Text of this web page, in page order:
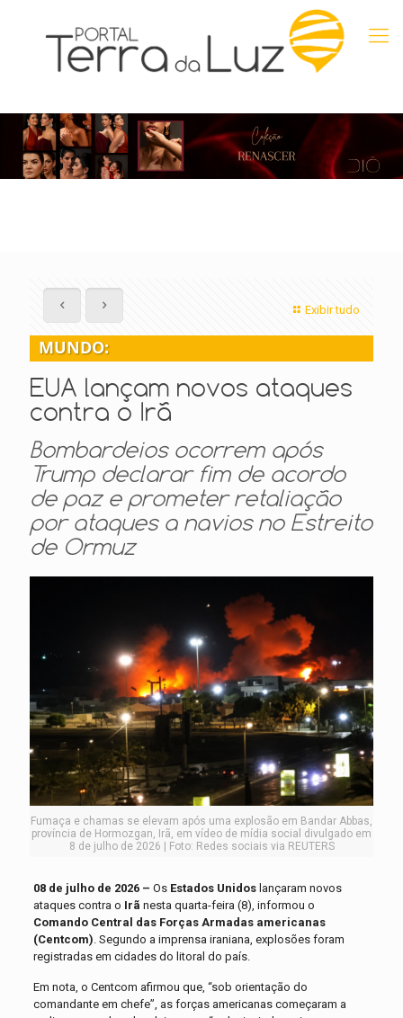
Exibir tudo
MUNDO:
EUA lançam novos ataques
contra o Irã
Bombardeios ocorrem após
Trump declarar fim de acordo
de paz e prometer retaliação
por ataques a navios no Estreito
de Ormuz
Fumaça e chamas se elevam após uma explosão em Bandar Abbas,
província de Hormozgan, Irã, em vídeo de mídia social divulgado em
8 de julho de 2026 | Foto: Redes sociais via REUTERS
08 de julho de 2026 – Os Estados Unidoslançaram novos
ataques contra o Irã nesta quarta-feira (8), informou o
Comando Central das Forças Armadas americanas
(Centcom) . Segundo a imprensa iraniana, explosões foram
registradas em cidades do litoral do país.
Em nota, o Centcom afirmou que, “sob orientação do
comandante em chefe”, as forças americanas começaram a